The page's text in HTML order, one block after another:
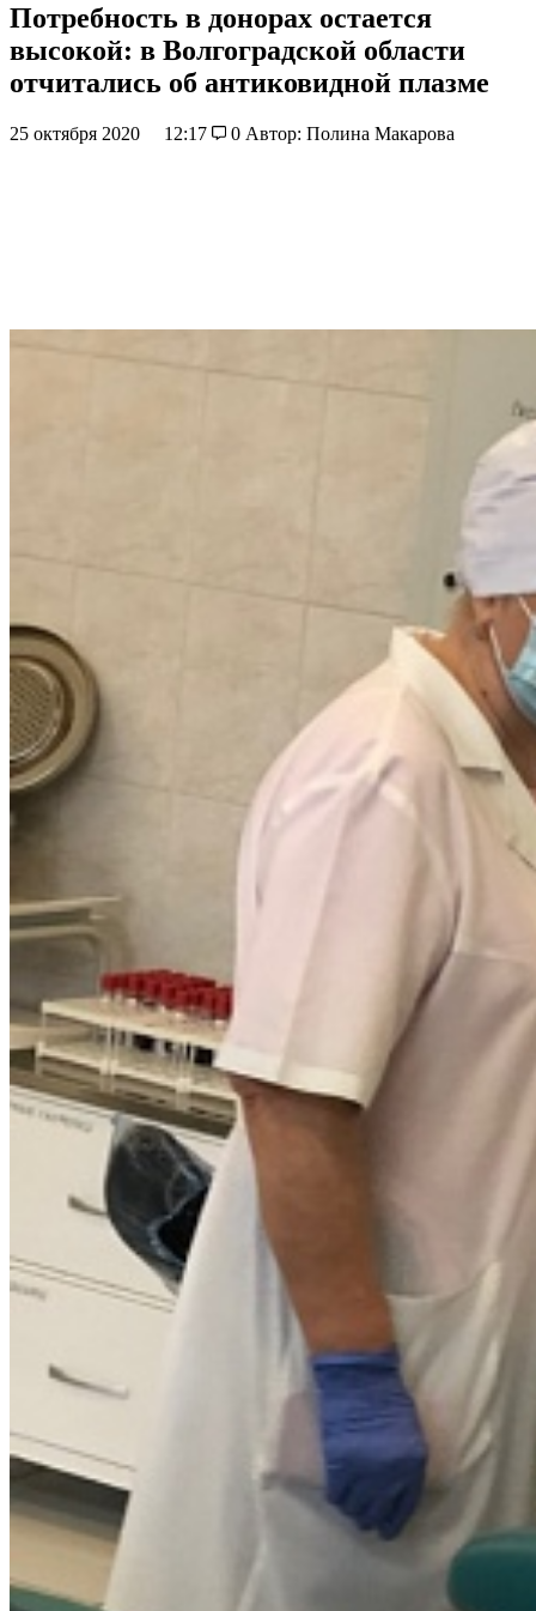
Потребность в донорах остается
высокой: в Волгоградской области
отчитались об антиковидной плазме
25 октября 2020 12:17 0 Автор: Полина Макарова